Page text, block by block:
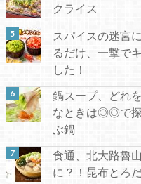
クライス
スパイスの迷宮
るだけ、一撃で
した！
鍋スープ、どれ
なときは◎◎で探
ぶ鍋
食通、北大路魯
に？！昆布とろ